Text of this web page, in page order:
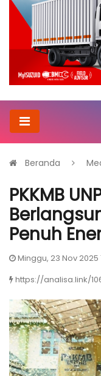
Beranda
PKKMB
Penuh
Minggu, 23 Nov 2025
https://analisa.link/